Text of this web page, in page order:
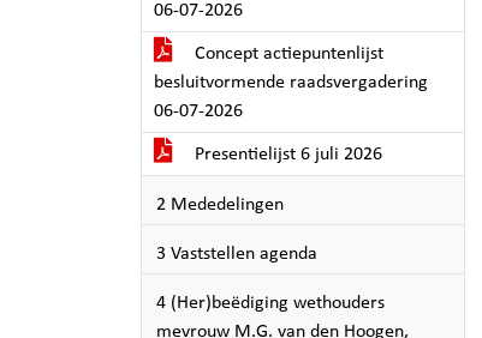
06-07-2026
Concept actiepuntenlijst
besluitvormende raadsvergadering
06-07-2026
Presentielijst 6 juli 2026
2 Mededelingen
3 Vaststellen agenda
4 (Her)beëdiging wethouders
mevrouw M.G. van den Hoogen,